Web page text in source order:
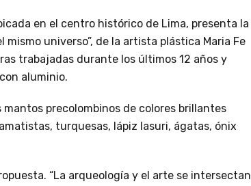
en el centro histórico de Lima, presenta la
mismo universo”, de la artista plástica Maria Fe
trabajadas durante los últimos 12 años y
aluminio.
precolombinos de colores brillantes
turquesas, lápiz lasuri, ágatas, ónix
“La arqueología y el arte se intersectan